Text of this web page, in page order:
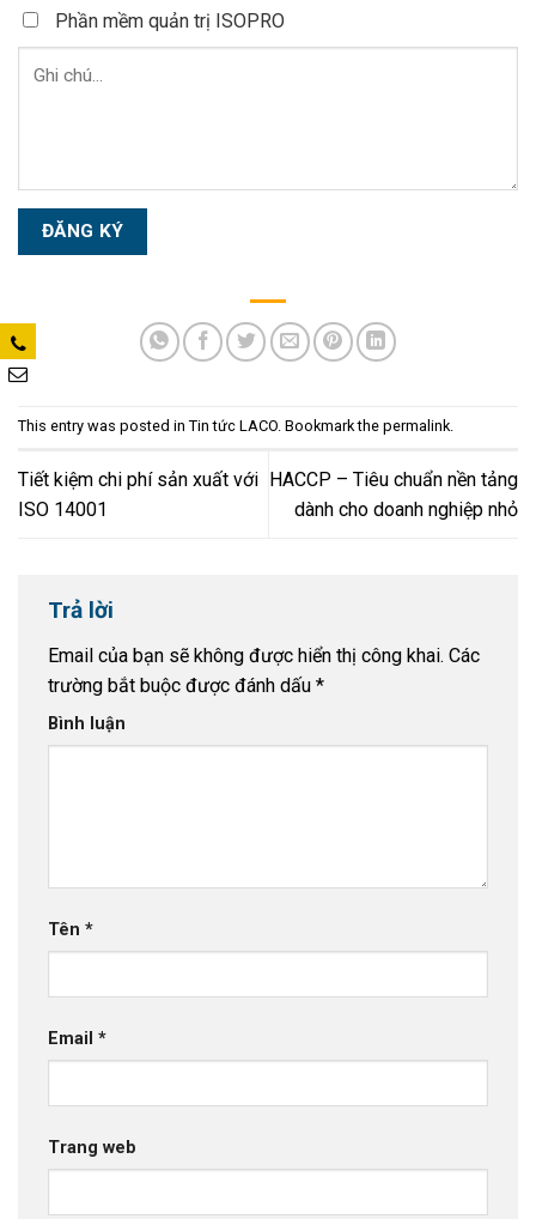
Phần mềm quản trị ISOPRO
This entry was posted in Tin tức LACO. Bookmark the permalink.
Tiết kiệm chi phí sản xuất với
ISO 14001
HACCP – Tiêu chuẩn nền tảng
dành cho doanh nghiệp nhỏ
Trả lời
Email của bạn sẽ không được hiển thị công khai. Các
trường bắt buộc được đánh dấu *
Bình luận
Tên *
Email *
Trang web